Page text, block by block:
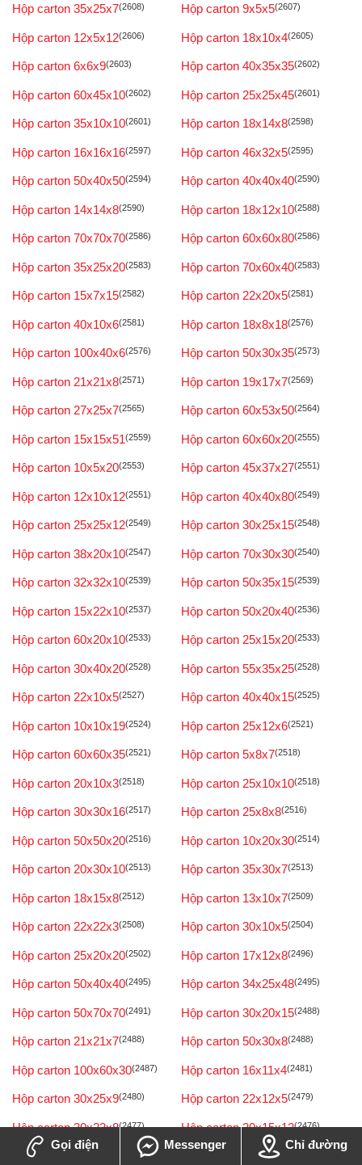
Hộp carton 35x25x7(2608) Hộp carton 9x5x5(2607)
Hộp carton 12x5x12(2606) Hộp carton 18x10x4(2605)
Hộp carton 6x6x9(2603) Hộp carton 40x35x35(2602)
Hộp carton 60x45x10(2602) Hộp carton 25x25x45(2601)
Hộp carton 35x10x10(2601) Hộp carton 18x14x8(2598)
Hộp carton 16x16x16(2597) Hộp carton 46x32x5(2595)
Hộp carton 50x40x50(2594) Hộp carton 40x40x40(2590)
Hộp carton 14x14x8(2590) Hộp carton 18x12x10(2588)
Hộp carton 70x70x70(2586) Hộp carton 60x60x80(2586)
Hộp carton 35x25x20(2583) Hộp carton 70x60x40(2583)
Hộp carton 15x7x15(2582) Hộp carton 22x20x5(2581)
Hộp carton 40x10x6(2581) Hộp carton 18x8x18(2576)
Hộp carton 100x40x6(2576) Hộp carton 50x30x35(2573)
Hộp carton 21x21x8(2571) Hộp carton 19x17x7(2569)
Hộp carton 27x25x7(2565) Hộp carton 60x53x50(2564)
Hộp carton 15x15x51(2559) Hộp carton 60x60x20(2555)
Hộp carton 10x5x20(2553) Hộp carton 45x37x27(2551)
Hộp carton 12x10x12(2551) Hộp carton 40x40x80(2549)
Hộp carton 25x25x12(2549) Hộp carton 30x25x15(2548)
Hộp carton 38x20x10(2547) Hộp carton 70x30x30(2540)
Hộp carton 32x32x10(2539) Hộp carton 50x35x15(2539)
Hộp carton 15x22x10(2537) Hộp carton 50x20x40(2536)
Hộp carton 60x20x10(2533) Hộp carton 25x15x20(2533)
Hộp carton 30x40x20(2528) Hộp carton 55x35x25(2528)
Hộp carton 22x10x5(2527) Hộp carton 40x40x15(2525)
Hộp carton 10x10x19(2524) Hộp carton 25x12x6(2521)
Hộp carton 60x60x35(2521) Hộp carton 5x8x7(2518)
Hộp carton 20x10x3(2518) Hộp carton 25x10x10(2518)
Hộp carton 30x30x16(2517) Hộp carton 25x8x8(2516)
Hộp carton 50x50x20(2516) Hộp carton 10x20x30(2514)
Hộp carton 20x30x10(2513) Hộp carton 35x30x7(2513)
Hộp carton 18x15x8(2512) Hộp carton 13x10x7(2509)
Hộp carton 22x22x3(2508) Hộp carton 30x10x5(2504)
Hộp carton 25x20x20(2502) Hộp carton 17x12x8(2496)
Hộp carton 50x40x40(2495) Hộp carton 34x25x48(2495)
Hộp carton 50x70x70(2491) Hộp carton 30x20x15(2488)
Hộp carton 21x21x7(2488) Hộp carton 50x30x8(2488)
Hộp carton 100x60x30(2487) Hộp carton 16x11x4(2481)
Hộp carton 30x25x9(2480) Hộp carton 22x12x5(2479)
Hộp carton 30x22x8(2477) Hộp carton 20x15x12(2476)
Hộp carton 59x30x55 (2476) Hộp carton 8x10x20
Gọi điện Messenger Chỉ đường